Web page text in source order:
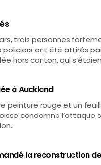
trois personnes
policiers ont été attirés
hors canton, qui
à Auckland
peinture rouge et un
condamne l’attaque
la reconstruction